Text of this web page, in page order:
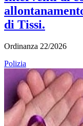
di Tissi.
Ordinanza 22/2026
Polizia